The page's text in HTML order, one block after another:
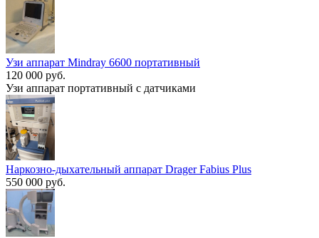
Узи аппарат Mindray 6600 портативный
120 000 руб.
Узи аппарат портативный c датчиками
Наркозно-дыхательный аппарат Drager Fabius Plus
550 000 руб.